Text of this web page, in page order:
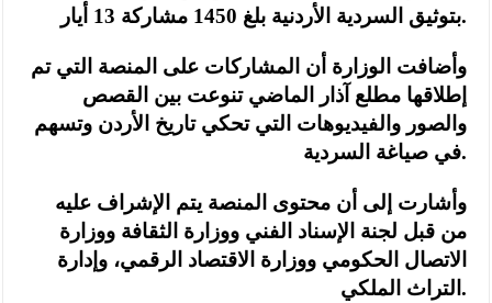
بتوثيق السردية الأردنية بلغ 1450 مشاركة 13 أيار.
وأضافت الوزارة أن المشاركات على المنصة التي تم
إطلاقها مطلع آذار الماضي تنوعت بين القصص
والصور والفيديوهات التي تحكي تاريخ الأردن وتسهم
في صياغة السردية.
وأشارت إلى أن محتوى المنصة يتم الإشراف عليه
من قبل لجنة الإسناد الفني ووزارة الثقافة ووزارة
الاتصال الحكومي ووزارة الاقتصاد الرقمي، وإدارة
التراث الملكي.